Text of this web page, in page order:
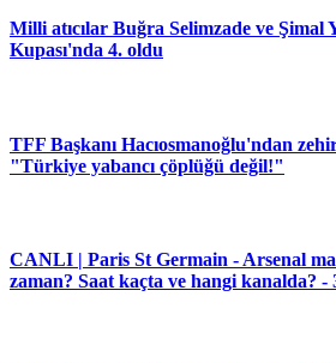
Milli atıcılar Buğra Selimzade ve Şimal
Kupası'nda 4. oldu
TFF Başkanı Hacıosmanoğlu'ndan
"Türkiye yabancı çöplüğü değil!"
CANLI | Paris St Germain - Arsenal
zaman? Saat kaçta ve hangi kanalda? -